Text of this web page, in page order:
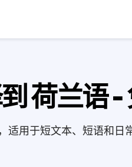
荷兰语 -
适用于短文本、短语和日